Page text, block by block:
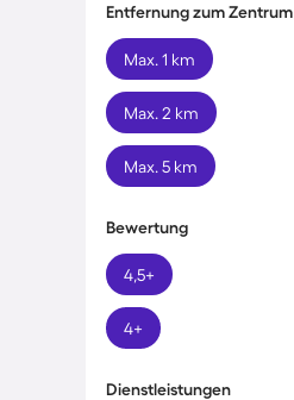
Entfernung zum Zentrum
Max. 1 km
Max. 2 km
Max. 5 km
Bewertung
4,5+
4+
Dienstleistungen